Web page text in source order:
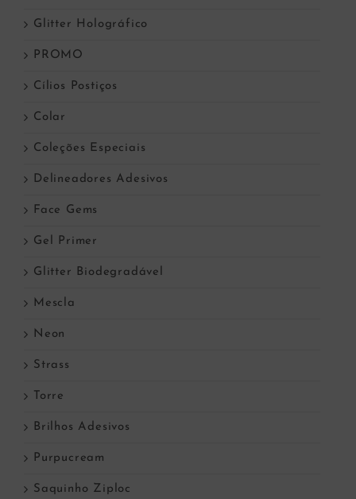
Glitter Holográfico
PROMO
Cílios Postiços
Colar
Coleções Especiais
Delineadores Adesivos
Face Gems
Gel Primer
Glitter Biodegradável
Mescla
Neon
Strass
Torre
Brilhos Adesivos
Purpucream
Saquinho Ziploc